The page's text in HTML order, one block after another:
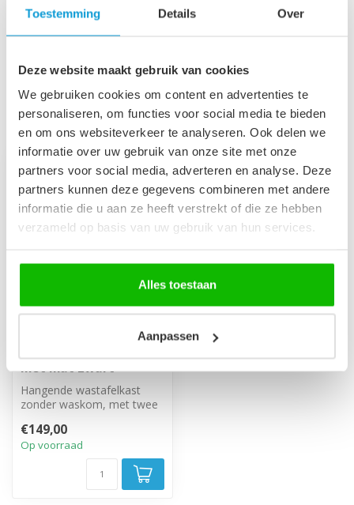
Toestemming Details Over
Deze website maakt gebruik van cookies
We gebruiken cookies om content en advertenties te
personaliseren, om functies voor social media te bieden
en om ons websiteverkeer te analyseren. Ook delen we
informatie over uw gebruik van onze site met onze
partners voor social media, adverteren en analyse. Deze
partners kunnen deze gegevens combineren met andere
informatie die u aan ze heeft verstrekt of die ze hebben
verzameld op basis van uw gebruik van hun services.
Alles toestaan
Aanpassen
Productomschrijving
Recent bekeken
Wastafelkast Dover 80
x 44 x 46 cm - eiken
met mat zwart
Hangende wastafelkast
zonder waskom, met twee
€149,00
Op voorraad